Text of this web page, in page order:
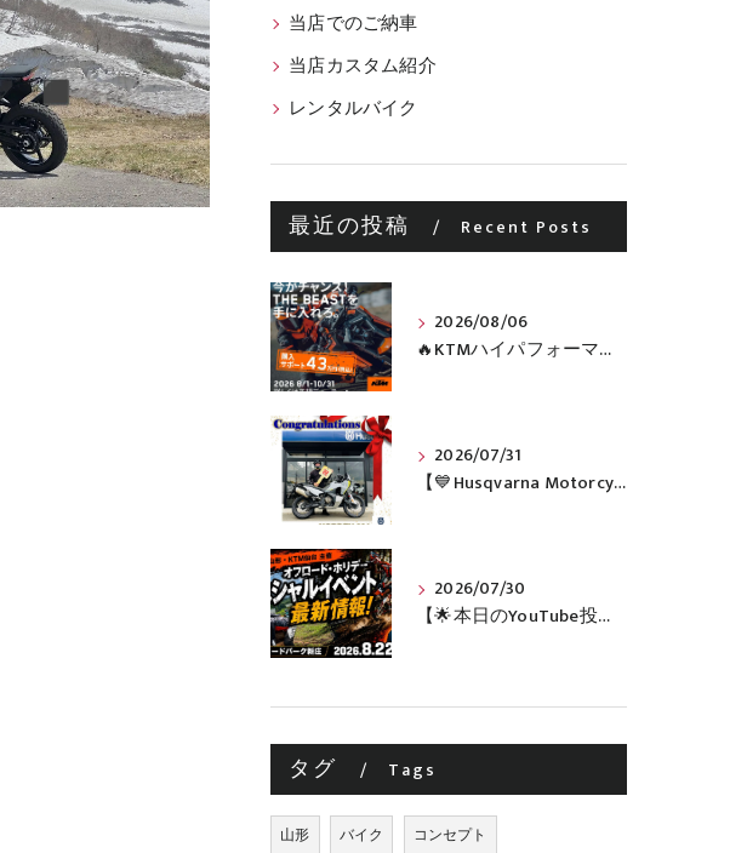
当店でのご納車
当店カスタム紹介
レンタルバイク
最近の投稿 Recent Posts
2026/08/06
🔥KTMハイパフォーマンスネイキッドがお得に手に入るチャンス🔥
2026/07/31
【💙Husqvarna Motorcycles / NORDEN 901💙】 ご納車おめでとうございます🎉✨
2026/07/30
【🌟本日のYouTube投稿完了🌟】 🔥田中太一さんをスペシャルゲストに🔥 8月22日(土)オフロード・ホリデー最新情報！！
タグ Tags
山形 バイク
コンセプト